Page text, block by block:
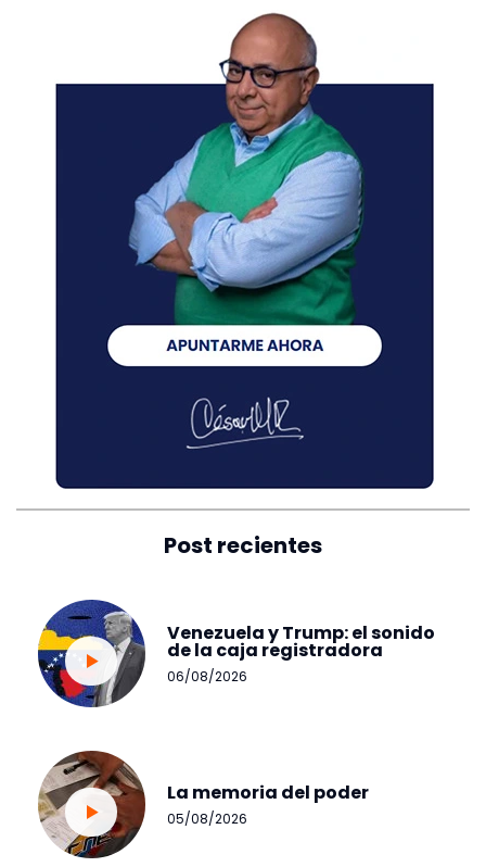
Post recientes
Venezuela y Trump: el sonido
de la caja registradora
06/08/2026
La memoria del poder
05/08/2026